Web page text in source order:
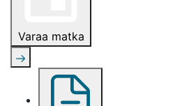
Varaa matka